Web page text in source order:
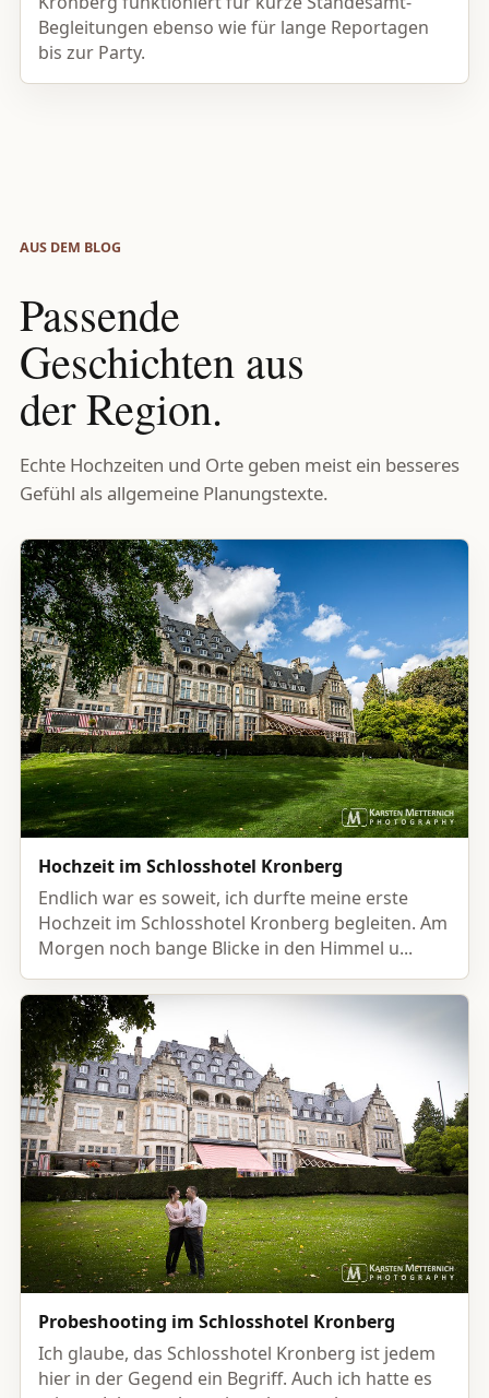
Begleitungen ebenso wie für lange Reportagen
bis zur Party.
AUS DEM BLOG
Passende
Geschichten aus
der Region.
Echte Hochzeiten und Orte geben meist ein besseres
Gefühl als allgemeine Planungstexte.
Hochzeit im Schlosshotel Kronberg
Endlich war es soweit, ich durfte meine erste
Hochzeit im Schlosshotel Kronberg begleiten. Am
Morgen noch bange Blicke in den Himmel u...
Probeshooting im Schlosshotel Kronberg
Ich glaube, das Schlosshotel Kronberg ist jedem
hier in der Gegend ein Begriff. Auch ich hatte es